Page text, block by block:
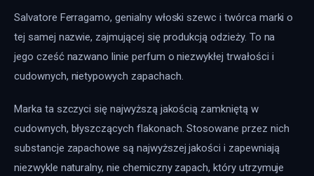
Salvatore Ferragamo, genialny włoski szewc i twórca marki o
tej samej nazwie, zajmującej się produkcją odzieży. To na
jego cześć nazwano linie perfum o niezwykłej trwałości i
cudownych, nietypowych zapachach.
Marka ta szczyci się najwyższą jakością zamkniętą w
cudownych, błyszczących flakonach. Stosowane przez nich
substancje zapachowe są najwyższej jakości i zapewniają
niezwykle naturalny, nie chemiczny zapach, który utrzymuje